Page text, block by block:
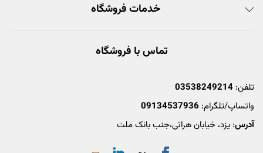
خدمات فروشگاه
تماس با فروشگاه
تلفن: 03538249214
واتساپ/تلگرام: 09134537936
آدرس: یزد، خیابان هراتی،جنب بانک ملت